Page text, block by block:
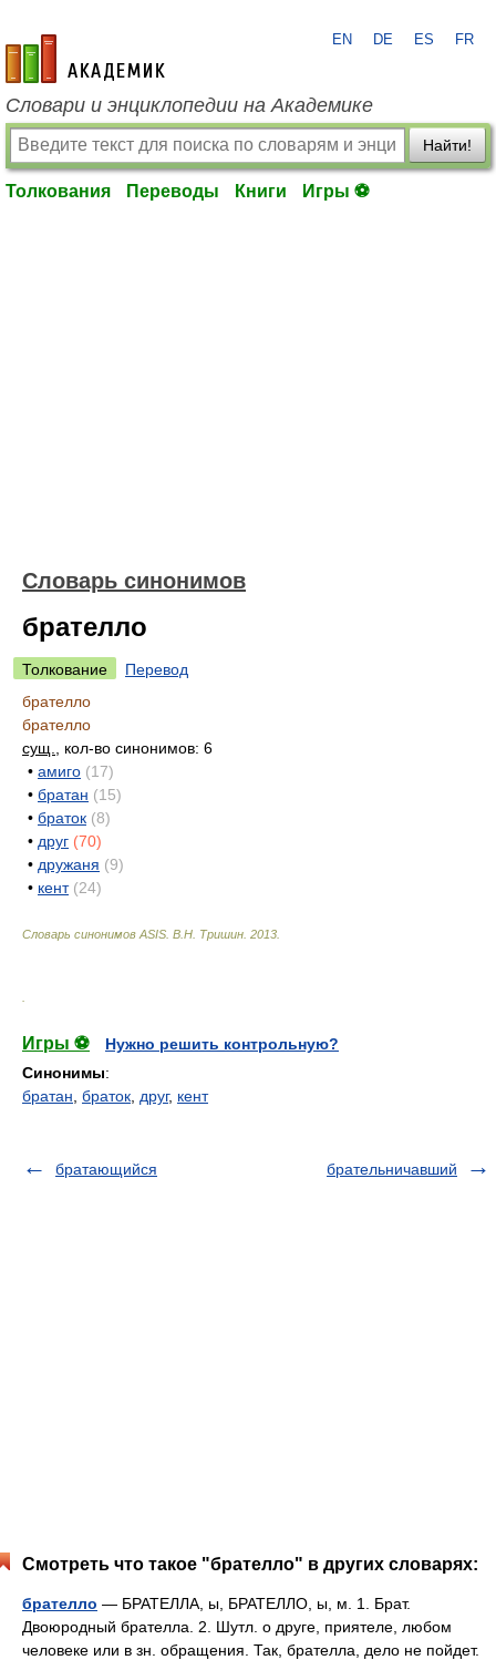
academic.ru
EN DE ES FR
Словари и энциклопедии на Академике
Найти!
Толкования Переводы Книги Игры ⚽
Словарь синонимов
брателло
Толкование
Перевод
брателло
брателло
сущ.
, кол-во синонимов: 6
• амиго (17)
• братан (15)
• браток (8)
• друг (70)
• дружаня (9)
• кент (24)
Словарь синонимов ASIS. В.Н. Тришин 2013
Игры ⚽
Нужно решить контрольную?
Синонимы:
братан браток друг, кент
братающийся брательничавший
Смотреть что такое "брателло" в других словарях:
брателло — БРАТЕЛЛА, ы, БРАТЕЛЛО, ы, м. 1. Брат.
Двоюродный брателла. 2. Шутл. о друге, приятеле, любом
человеке или в зн. обращения. Так, брателла, дело не пойдет.